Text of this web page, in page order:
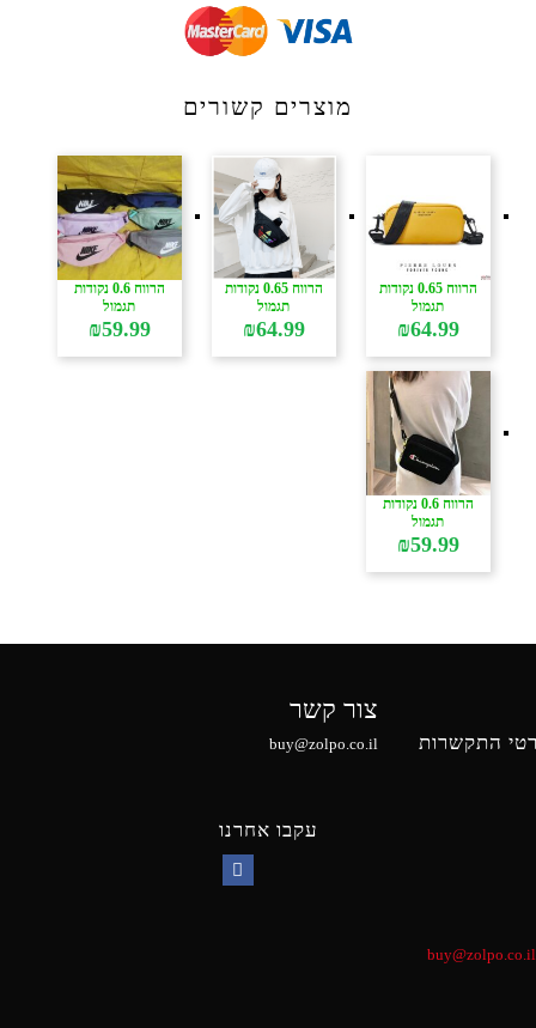
מוצרים קשורים
הרווח 0.65 נקודות
תגמול
₪64.99
הרווח 0.65 נקודות
תגמול
₪64.99
הרווח 0.6 נקודות
תגמול
₪59.99
הרווח 0.6 נקודות
תגמול
₪59.99
התקשרות
צור קשר
buy@zolpo.co.il
עקבו אחרנו
buy@zolpo.co.il